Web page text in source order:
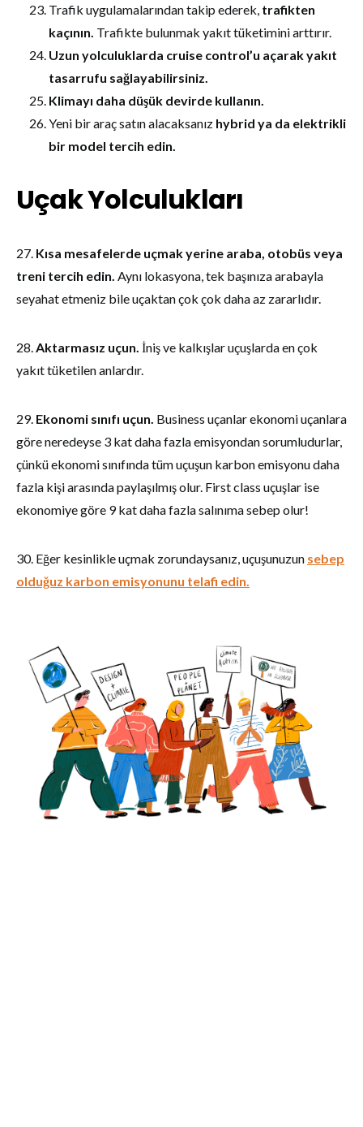
Trafik uygulamalarından takip ederek, trafikten
kaçının. Trafikte bulunmak yakıt tüketimini arttırır.
Uzun yolculuklarda cruise control’u açarak yakıt
tasarrufu sağlayabilirsiniz.
Klimayı daha düşük devirde kullanın.
Yeni bir araç satın alacaksanız hybrid ya da elektrikli
bir model tercih edin.
Uçak Yolculukları
27. Kısa mesafelerde uçmak yerine araba, otobüs veya
treni tercih edin. Aynı lokasyona, tek başınıza arabayla
seyahat etmeniz bile uçaktan çok çok daha az zararlıdır.
28. Aktarmasız uçun. İniş ve kalkışlar uçuşlarda en çok
yakıt tüketilen anlardır.
29. Ekonomi sınıfı uçun. Business uçanlar ekonomi uçanlara
göre neredeyse 3 kat daha fazla emisyondan sorumludurlar,
çünkü ekonomi sınıfında tüm uçuşun karbon emisyonu daha
fazla kişi arasında paylaşılmış olur. First class uçuşlar ise
ekonomiye göre 9 kat daha fazla salınıma sebep olur!
30. Eğer kesinlikle uçmak zorundaysanız, uçuşunuzun sebep
olduğuz karbon emisyonunu telafi edin.